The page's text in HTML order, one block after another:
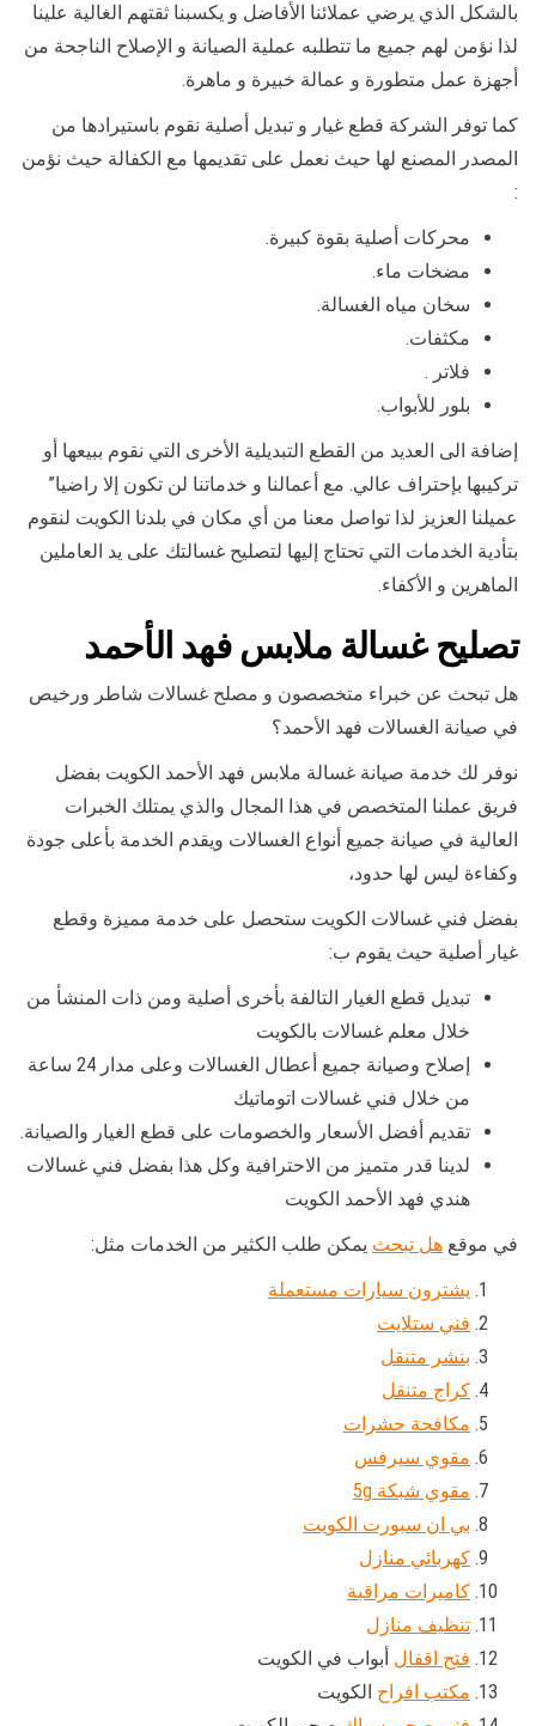
بالشكل الذي يرضي عملائنا الأفاضل و يكسبنا ثقتهم الغالية علينا
لذا نؤمن لهم جميع ما تتطلبه عملية الصيانة و الإصلاح الناجحة من
أجهزة عمل متطورة و عمالة خبيرة و ماهرة.
كما توفر الشركة قطع غيار و تبديل أصلية نقوم باستيرادها من
المصدر المصنع لها حيث نعمل على تقديمها مع الكفالة حيث نؤمن
:
محركات أصلية بقوة كبيرة.
مضخات ماء.
سخان مياه الغسالة.
مكثفات.
فلاتر .
بلور للأبواب.
إضافة الى العديد من القطع التبديلية الأخرى التي نقوم ببيعها أو
تركيبها بإحتراف عالي. مع أعمالنا و خدماتنا لن تكون إلا راضيا”
عميلنا العزيز لذا تواصل معنا من أي مكان في بلدنا الكويت لنقوم
بتأدية الخدمات التي تحتاج إليها لتصليح غسالتك على يد العاملين
الماهرين و الأكفاء.
تصليح غسالة ملابس فهد الأحمد
هل تبحث عن خبراء متخصصون و مصلح غسالات شاطر ورخيص
في صيانة الغسالات فهد الأحمد؟
نوفر لك خدمة صيانة غسالة ملابس فهد الأحمد الكويت بفضل
فريق عملنا المتخصص في هذا المجال والذي يمتلك الخبرات
العالية في صيانة جميع أنواع الغسالات ويقدم الخدمة بأعلى جودة
وكفاءة ليس لها حدود،
بفضل فني غسالات الكويت ستحصل على خدمة مميزة وقطع
غيار أصلية حيث يقوم ب:
تبديل قطع الغيار التالفة بأخرى أصلية ومن ذات المنشأ من
خلال معلم غسالات بالكويت
إصلاح وصيانة جميع أعطال الغسالات وعلى مدار 24 ساعة
من خلال فني غسالات اتوماتيك
تقديم أفضل الأسعار والخصومات على قطع الغيار والصيانة.
لدينا قدر متميز من الاحترافية وكل هذا بفضل فني غسالات
هندي فهد الأحمد الكويت
في موقع هل تبحث يمكن طلب الكثير من الخدمات مثل:
يشترون سيارات مستعملة
فني ستلايت
بنشر متنقل
كراج متنقل
مكافحة حشرات
مقوي سيرفس
مقوي شبكة 5g
بي ان سبورت الكويت
كهربائي منازل
كاميرات مراقبة
تنظيف منازل
فتح اقفال أبواب في الكويت
مكتب افراح الكويت